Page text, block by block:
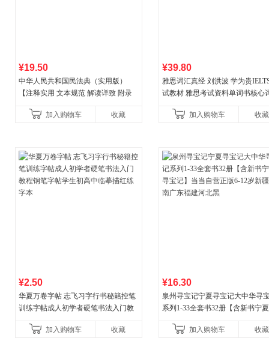
¥19.50
中华人民共和国民法典（实用版）
【注释实用 文本规范 解读详致 附录
加入购物车
收藏
¥39.80
雅思词汇真经 刘洪波 学为贵
试教材 雅思考试资料单词书核心
加入购物车
收藏
¥2.50
华夏万卷字帖 志飞习字行书秘籍控笔
训练字帖成人初学者硬笔书法入门教
加入购物车 收藏
¥16.30
泉州寻宝记宁夏寻宝记大中华寻
系列1-33全套书32册【含新书宁
广东福建河北黑
加入购物车 收藏